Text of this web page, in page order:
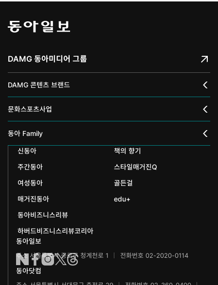
DAMG 동아미디어 그룹
DAMG 콘텐츠 브랜드
채널A
스포츠동아
어린이동아
에듀동아
어린이과학동아
수학동아
어린이수학동아
문화스포츠사업
동아 신춘문예
동아국악콩쿠르
동아뮤지컬콩쿠르
동아무용콩쿠르
동아주니어음악콩쿠르
동아주니어국악콩쿠르
동아마라톤
동아 Family
인촌기념회
신문박물관
화정평화재단
하서학술재단
신동아
책의 향기
주간동아
스타일매거진Q
여성동아
골든걸
매거진동아
edu+
동아비즈니스리뷰
하버드비즈니스리뷰코리아
동아일보
주소 서울특별시 종로구 청계천로 1 전화번호 02-2020-0114
동아닷컴